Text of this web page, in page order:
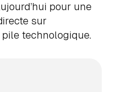
pour une
sur
pile technologique.